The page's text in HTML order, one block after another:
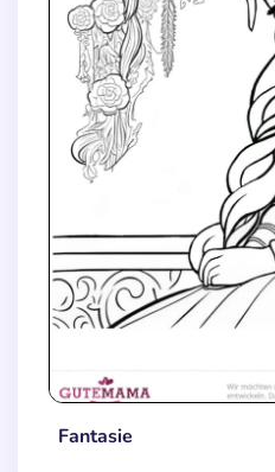
Fantasie